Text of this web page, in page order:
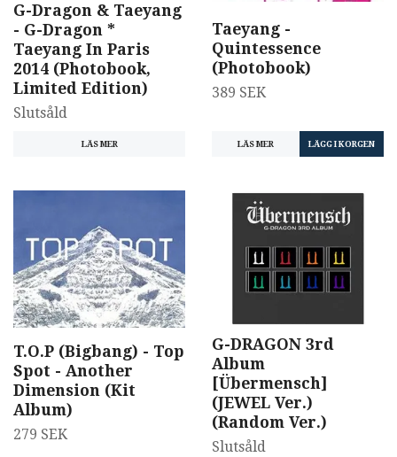
G-Dragon & Taeyang
- G-Dragon *
Taeyang In Paris
2014 (Photobook,
Limited Edition)
Slutsåld
LÄS MER
Taeyang -
Quintessence
(Photobook)
389 SEK
LÄS MER
T.O.P (Bigbang) - Top
Spot - Another
Dimension (Kit
Album)
279 SEK
G-DRAGON 3rd
Album
[Übermensch]
(JEWEL Ver.)
(Random Ver.)
Slutsåld